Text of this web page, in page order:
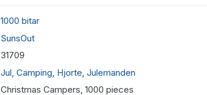
1000 bitar
SunsOut
31709
Jul Camping Hjorte Julemanden
Christmas Campers, 1000 pieces